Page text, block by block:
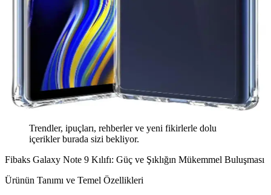
Trendler, ipuçları, rehberler ve yeni fikirlerle dolu
içerikler burada sizi bekliyor.
Fibaks Galaxy Note 9 Kılıfı: Güç ve Şıklığın Mükemmel Buluşması
Ürünün Tanımı ve Temel Özellikleri